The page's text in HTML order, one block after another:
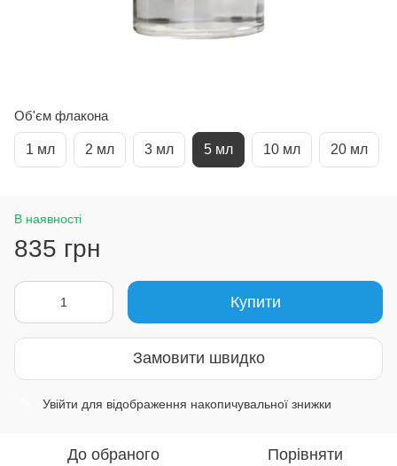
Об'єм флакона
1 мл 2 мл 3 мл 5 мл 10 мл 20 мл
В наявності
835 грн
Купити
Замовити швидко
Увійти для відображення накопичувальної знижки
До обраного Порівняти